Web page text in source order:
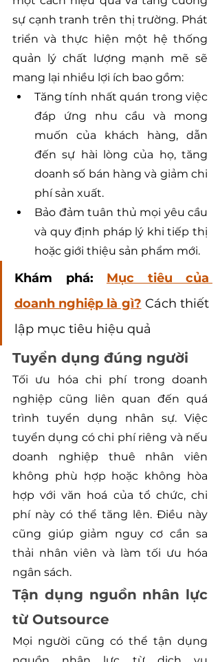
sự cạnh tranh trên thị trường. Phát
triển và thực hiện một hệ thống
quản lý chất lượng mạnh mẽ sẽ
mang lại nhiều lợi ích bao gồm:
Tăng tính nhất quán trong việc
đáp ứng nhu cầu và mong
muốn của khách hàng, dẫn
đến sự hài lòng của họ, tăng
doanh số bán hàng và giảm chi
phí sản xuất.
Bảo đảm tuân thủ mọi yêu cầu
và quy định pháp lý khi tiếp thị
hoặc giới thiệu sản phẩm mới.
Khám phá: Mục tiêu của
doanh nghiệp là gì? Cách thiết
lập mục tiêu hiệu quả
Tuyển dụng đúng người
Tối ưu hóa chi phí trong doanh
nghiệp cũng liên quan đến quá
trình tuyển dụng nhân sự. Việc
tuyển dụng có chi phí riêng và nếu
doanh nghiệp thuê nhân viên
không phù hợp hoặc không hòa
hợp với văn hoá của tổ chức, chi
phí này có thể tăng lên. Điều này
cũng giúp giảm nguy cơ cần sa
thải nhân viên và làm tối ưu hóa
ngân sách.
Tận dụng nguồn nhân lực
từ Outsource
Mọi người cũng có thể tận dụng